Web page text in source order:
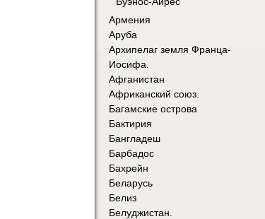
Армения
Аруба
Архипелаг земля Франца-
Иосифа.
Афганистан
Африканский союз.
Багамские острова
Бактирия
Бангладеш
Барбадос
Бахрейн
Беларусь
Белиз
Белуджистан.